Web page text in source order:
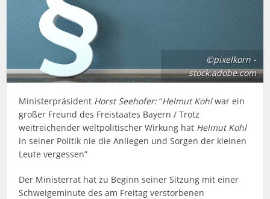
©pixelkorn -
stock.adobe.com
Ministerpräsident Horst Seehofer:“Helmut Kohlwar ein
großer Freund des Freistaates Bayern / Trotz
weitreichender weltpolitischer Wirkung hat Helmut Kohl
in seiner Politik nie die Anliegen und Sorgen der kleinen
Leute vergessen”
Der Ministerrat hat zu Beginn seiner Sitzung mit einer
Schweigeminute des am Freitag verstorbenen